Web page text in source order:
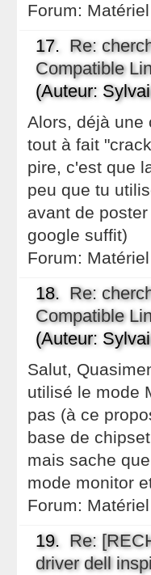
Forum: Matériel
17. Re:
Compatible
(Auteur:
Alors, déjà une
tout à fait
pire, c'est que
peu que tu
avant de
google suffit)
Forum: Matériel
18. Re:
Compatible
(Auteur:
Salut,
utilisé le mode
pas (à ce
base de
mais sache
mode monitor
Forum: Matériel
19. Re:
driver dell